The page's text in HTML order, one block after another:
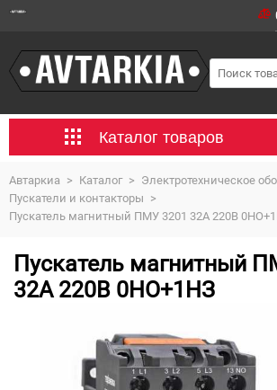
Каталог товаров
Автаркиа > Каталог > Электротехническое
Пускатели и контакторы >
Пускатель магнитный ПМУ 3201 32A 220В
Пускатель магнитный
32A 220В 0НО+1НЗ